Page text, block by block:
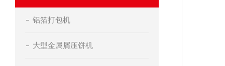
铝箔打包机
大型金属屑压饼机